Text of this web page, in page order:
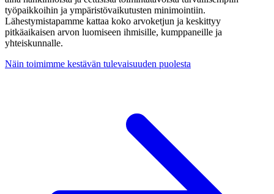
työpaikkoihin ja ympäristövaikutusten minimointiin.
Lähestymistapamme kattaa koko arvoketjun ja keskittyy
pitkäaikaisen arvon luomiseen ihmisille, kumppaneille ja
yhteiskunnalle.
Näin toimimme kestävän tulevaisuuden puolesta